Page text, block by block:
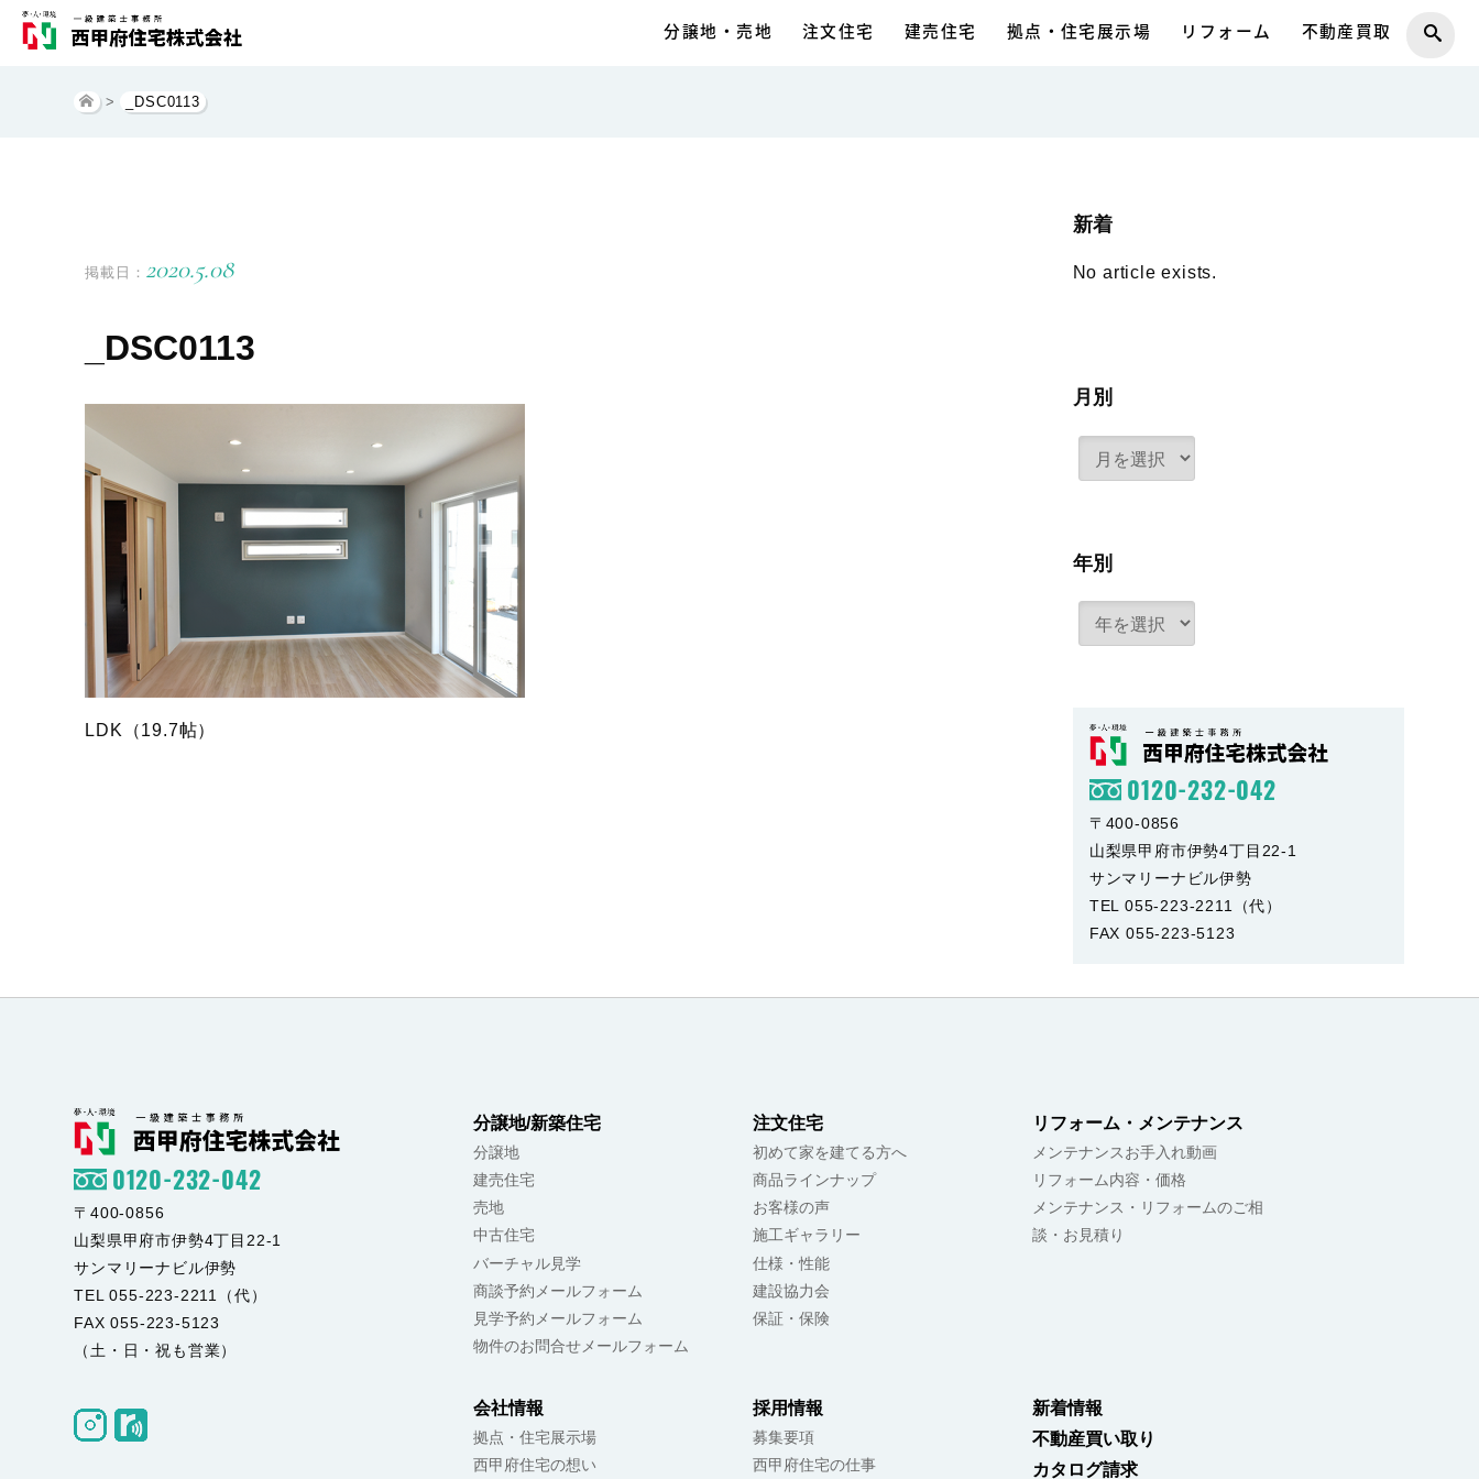
分譲地・売地 注文住宅 建売住宅 拠点・住宅展示場 リフォーム 不動産買取
> _DSC0113
掲載日： 2020.5.08
_DSC0113
LDK（19.7帖）
新着
No article exists.
月別
年別
0120-232-042
〒400-0856
山梨県甲府市伊勢4丁目22-1
サンマリーナビル伊勢
TEL 055-223-2211（代）
FAX 055-223-5123
分譲地/新築住宅
分譲地
建売住宅
売地
中古住宅
バーチャル見学
商談予約メールフォーム
見学予約メールフォーム
物件のお問合せメールフォーム
注文住宅
初めて家を建てる方へ
商品ラインナップ
お客様の声
施工ギャラリー
仕様・性能
建設協力会
保証・保険
リフォーム・メンテナンス
メンテナンスお手入れ動画
リフォーム内容・価格
メンテナンス・リフォームのご相
談・お見積り
会社情報
拠点・住宅展示場
西甲府住宅の想い
採用情報
募集要項
西甲府住宅の仕事
新着情報
不動産買い取り
カタログ請求
0120-232-042
〒400-0856
山梨県甲府市伊勢4丁目22-1
サンマリーナビル伊勢
TEL 055-223-2211（代）
FAX 055-223-5123
（土・日・祝も営業）